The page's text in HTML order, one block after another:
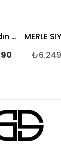
₺6.249,90